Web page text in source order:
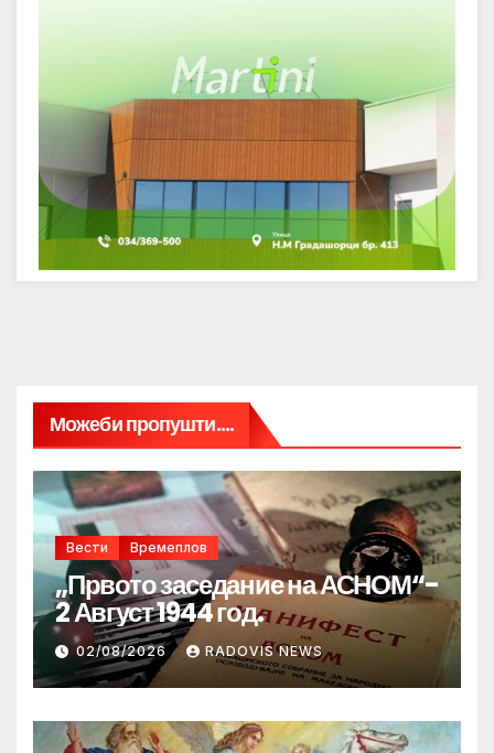
Можеби пропушти....
Вести Времеплов
„Првото заседание на АСНОМ“-
2 Август 1944 год.
02/08/2026 RADOVIS NEWS